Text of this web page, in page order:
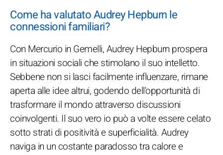
Come ha valutato Audrey Hepburn le
connessioni familiari?
Con Mercurio in Gemelli, Audrey Hepburn prospera
in situazioni sociali che stimolano il suo intelletto.
Sebbene non si lasci facilmente influenzare, rimane
aperta alle idee altrui, godendo dell'opportunità di
trasformare il mondo attraverso discussioni
coinvolgenti. Il suo vero io può a volte essere celato
sotto strati di positività e superficialità. Audrey
naviga in un costante paradosso tra calore e